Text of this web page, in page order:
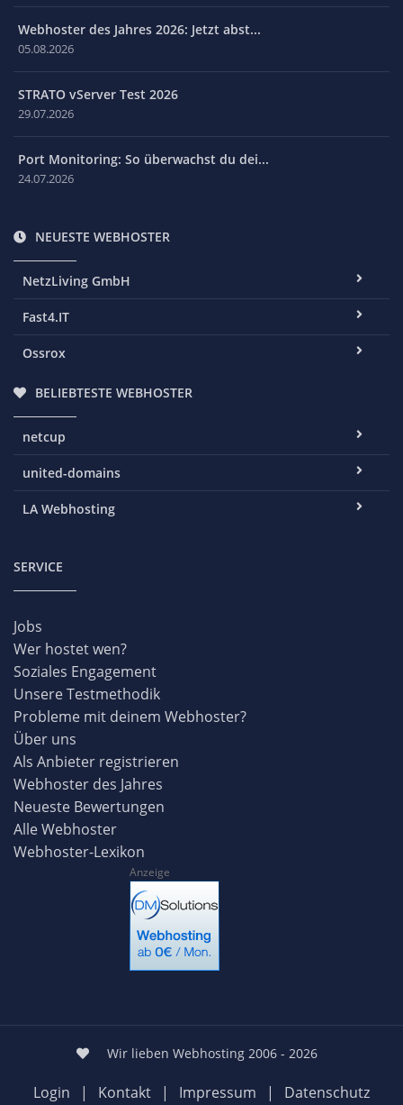
Webhoster des Jahres 2026: Jetzt abst...
05.08.2026
STRATO vServer Test 2026
29.07.2026
Port Monitoring: So überwachst du dei...
24.07.2026
NEUESTE WEBHOSTER
NetzLiving GmbH
Fast4.IT
Ossrox
BELIEBTESTE WEBHOSTER
netcup
united-domains
LA Webhosting
SERVICE
Jobs
Wer hostet wen?
Soziales Engagement
Unsere Testmethodik
Probleme mit deinem Webhoster?
Über uns
Als Anbieter registrieren
Webhoster des Jahres
Neueste Bewertungen
Alle Webhoster
Webhoster-Lexikon
Anzeige
Wir lieben Webhosting 2006 - 2026
Login | Kontakt | Impressum | Datenschutz